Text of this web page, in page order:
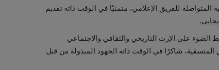
للفريق الإعلامي، متمنيًا في الوقت ذاته تقديم
على الإرث التاريخي والثقافي والاجتماعي
شاكرًا في الوقت ذاته الجهود المبذولة من قبل